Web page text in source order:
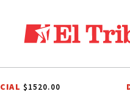
AGUA POTABLE AGUA
$1520.00